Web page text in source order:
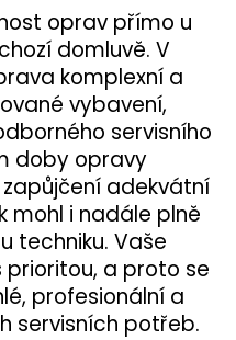
oprav přímo u
domluvě. V
komplexní a
vybavení,
servisního
doby opravy
adekvátní
mohl i nadále plně
techniku. Vaše
prioritou, a proto se
profesionální a
servisních potřeb.